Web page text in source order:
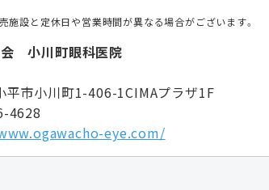
施設と定休日や営業時間が異なる場合がございます。
小川町眼科医院
平市小川町1-406-1CIMAプラザ1F
4628
eye.com/